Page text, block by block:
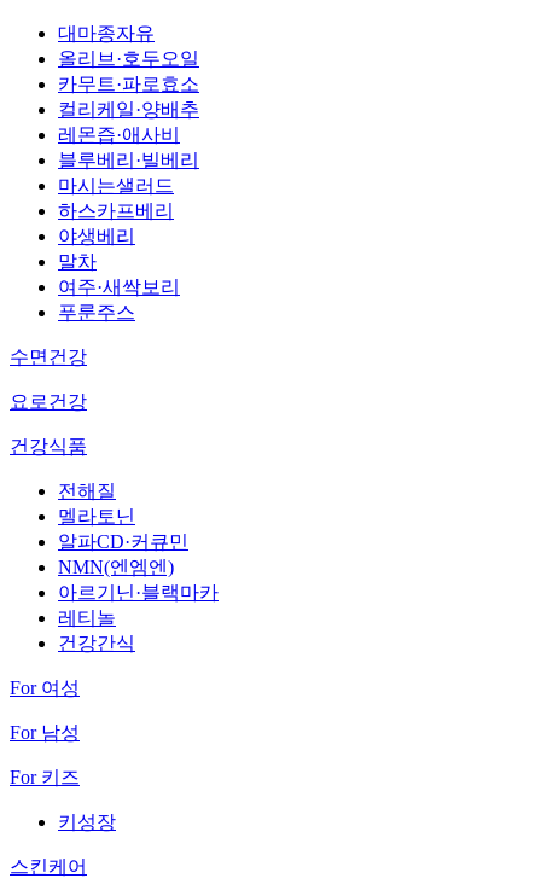
대마종자유
올리브·호두오일
카무트·파로효소
컬리케일·양배추
레몬즙·애사비
블루베리·빌베리
마시는샐러드
하스카프베리
야생베리
말차
여주·새싹보리
푸룬주스
수면건강
요로건강
건강식품
전해질
멜라토닌
알파CD·커큐민
NMN(엔엠엔)
아르기닌·블랙마카
레티놀
건강간식
For 여성
For 남성
For 키즈
키성장
스킨케어